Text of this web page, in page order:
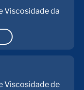
Viscosidade da
Viscosidade de